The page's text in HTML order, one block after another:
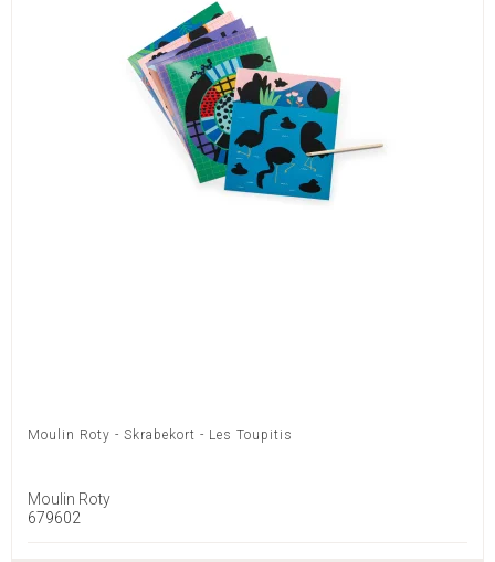
Moulin Roty - Skrabekort - Les Toupitis
Moulin Roty
679602